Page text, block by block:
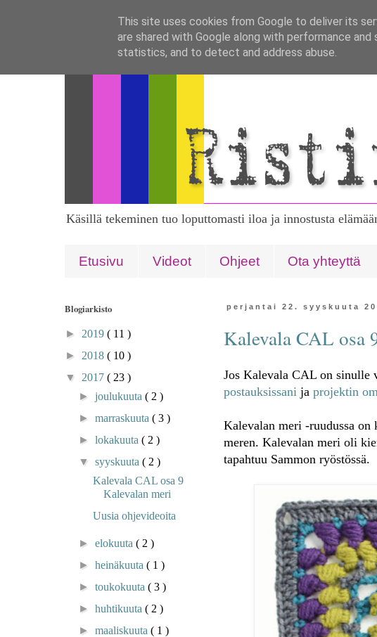
Käsillä tekeminen tuo loputtomasti iloa ja innostusta
Etusivu Videot Ohjeet Ota yhteyttä
perjantai 22. syyskuuta
Kalevala CAL osa
Jos Kalevala CAL on sinulle
postauksissani ja projektin
Kalevalan meri -ruudussa
meren. Kalevalan meri oli
tapahtuu Sammon ryöstössä.
Blogiarkisto
► 2019 ( 11 )
► 2018 ( 10 )
▼ 2017 ( 23 )
►joulukuuta( 2 )
►marraskuuta( 3 )
►lokakuuta( 2 )
▼syyskuuta( 2 )
Kalevala CAL osa 9
Kalevalan meri
Uusia ohjevideoita
►elokuuta( 2 )
►heinäkuuta( 1 )
►toukokuuta( 3 )
►huhtikuuta( 2 )
►maaliskuuta( 1 )
This site uses cookies from Google to deliver its
are shared with Google along with performance
statistics, and to detect and address abuse.